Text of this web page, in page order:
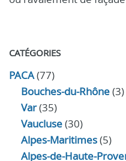
CATÉGORIES
PACA(77)
Bouches-du-Rhône(3)
Var(35)
Vaucluse(30)
Alpes-Maritimes(5)
Alpes-de-Haute-